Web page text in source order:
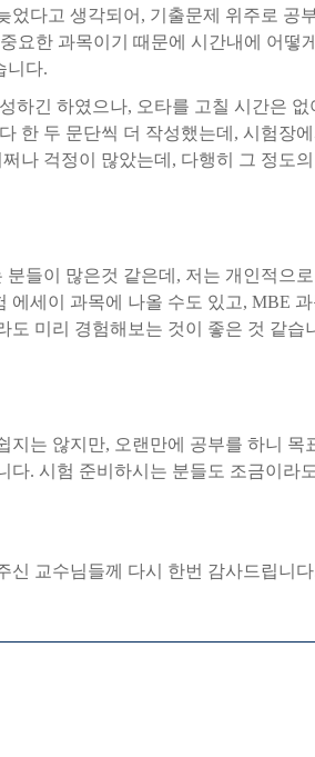
었다고 생각되어 , 기출문제 위주로 공
중요한 과목이기 때문에 시간내에 어떻
니다.
하긴 하였으나, 오타를 고칠 시간은 없
한 두 문단씩 더 작성했는데 , 시험장
쩌나 걱정이 많았는데 , 다행히 그 정도의
분들이 많은것 같은데 , 저는 개인적으로
에세이 과목에 나올 수도 있고, MBE
도 미리 경험해보는 것이 좋은 것 같습
지는 않지만, 오랜만에 공부를 하니 목
다. 시험 준비하시는 분들도 조금이라도
신 교수님들께 다시 한번 감사드립니다